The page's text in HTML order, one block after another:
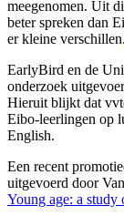
meegenomen. Uit
beter spreken dan
er kleine verschillen.
EarlyBird en de
onderzoek
Hieruit blijkt dat
Eibo-leerlingen op
English.
Een recent
uitgevoerd door
Young age: a study